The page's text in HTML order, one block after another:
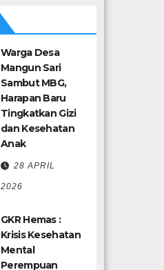
Warga Desa
Mangun Sari
Sambut MBG,
Harapan Baru
Tingkatkan Gizi
dan Kesehatan
Anak
28 APRIL
2026
GKR Hemas :
Krisis Kesehatan
Mental
Perempuan